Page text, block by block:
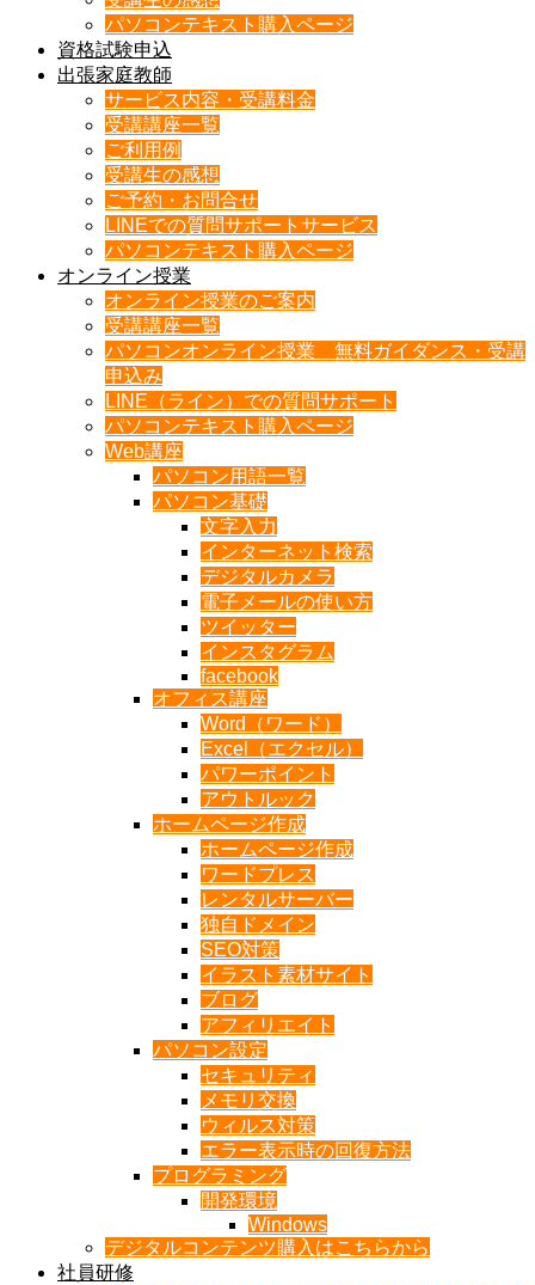
パソコンテキスト購入ページ
資格試験申込
出張家庭教師
サービス内容・受講料金
受講講座一覧
ご利用例
受講生の感想
ご予約・お問合せ
LINEでの質問サポートサービス
パソコンテキスト購入ページ
オンライン授業
オンライン授業のご案内
受講講座一覧
パソコンオンライン授業 無料ガイダンス・受講
申込み
LINE（ライン）での質問サポート
パソコンテキスト購入ページ
Web講座
パソコン用語一覧
パソコン基礎
文字入力
インターネット検索
デジタルカメラ
電子メールの使い方
ツイッター
インスタグラム
facebook
オフィス講座
Word（ワード）
Excel（エクセル）
パワーポイント
アウトルック
ホームページ作成
ホームページ作成
ワードプレス
レンタルサーバー
独自ドメイン
SEO対策
イラスト素材サイト
ブログ
アフィリエイト
パソコン設定
セキュリティ
メモリ交換
ウィルス対策
エラー表示時の回復方法
プログラミング
開発環境
Windows
デジタルコンテンツ購入はこちらから
社員研修